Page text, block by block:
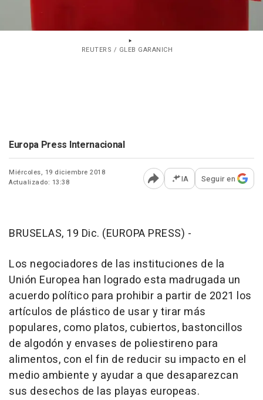
REUTERS / GLEB GARANICH
Europa Press Internacional
Miércoles, 19 diciembre 2018
Actualizado: 13:38
Abrir opciones para
IA Seguir en
BRUSELAS, 19 Dic. (EUROPA PRESS) -
Los negociadores de las instituciones de la
Unión Europea han logrado esta madrugada un
acuerdo político para prohibir a partir de 2021 los
artículos de plástico de usar y tirar más
populares, como platos, cubiertos, bastoncillos
de algodón y envases de poliestireno para
alimentos, con el fin de reducir su impacto en el
medio ambiente y ayudar a que desaparezcan
sus desechos de las playas europeas.